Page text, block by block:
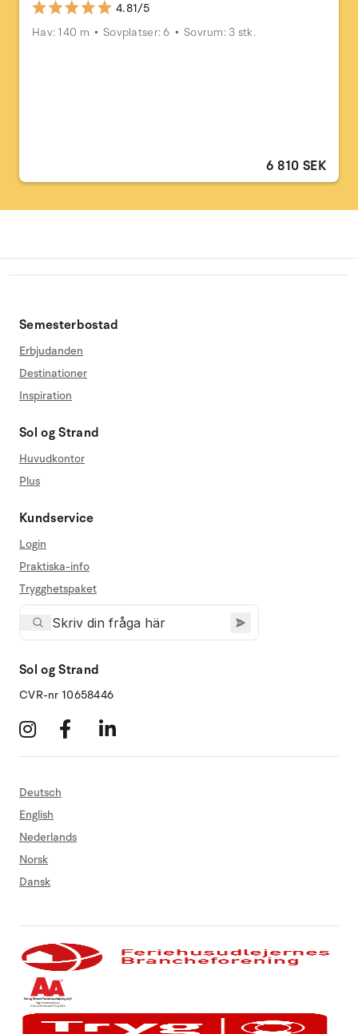
4.81/5
Hav: 140 m
Sovplatser: 6 Sovrum: 3 stk.
6 810 SEK
Semesterbostad
Erbjudanden
Destinationer
Inspiration
Sol og Strand
Huvudkontor
Plus
Kundservice
Login
Praktiska-info
Trygghetspaket
Sol og Strand
CVR-nr 10658446
Deutsch
English
Nederlands
Norsk
Dansk